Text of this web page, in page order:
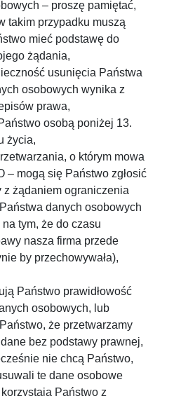
– proszę pamiętać,
takim przypadku muszą
mieć podstawę do
żądania,
usunięcia Państwa
osobowych wynika z
prawa,
osobą poniżej 13.
życia,
o którym mowa
– mogą się Państwo zgłosić
z żądaniem ograniczenia
danych osobowych
na tym, że do czasu
nasza firma przede
by przechowywała),
Państwo prawidłowość
osobowych, lub
że przetwarzamy
bez podstawy prawnej,
nie chcą Państwo,
te dane osobowe
Państwo z